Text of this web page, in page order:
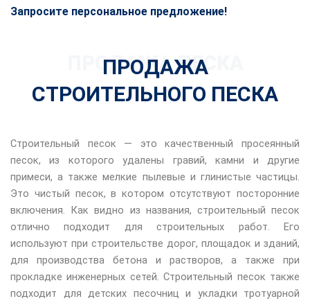
Запросите персональное предложение!
ПРОДАЖА ПЕСКА
ПРОДАЖА
СТРОИТЕЛЬНОГО ПЕСКА
Строительный песок — это качественный просеянный
песок, из которого удалены гравий, камни и другие
примеси, а также мелкие пылевые и глинистые частицы.
Это чистый песок, в котором отсутствуют посторонние
включения. Как видно из названия, строительный песок
отлично подходит для строительных работ. Его
используют при строительстве дорог, площадок и зданий,
для производства бетона и растворов, а также при
прокладке инженерных сетей. Строительный песок также
подходит для детских песочниц и укладки тротуарной